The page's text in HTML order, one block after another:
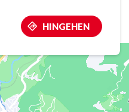
HINGEHEN